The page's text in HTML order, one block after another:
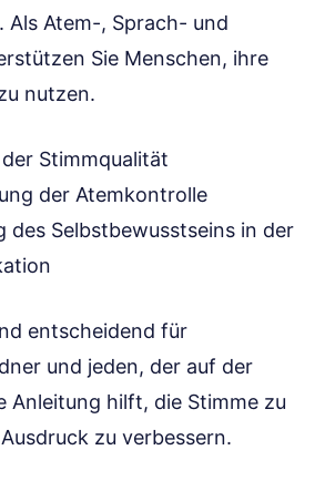
Atem-, Sprach- und
Sie Menschen, ihre
nutzen.
Stimmqualität
der Atemkontrolle
des Selbstbewusstseins in der
entscheidend für
und jeden, der auf der
Anleitung hilft, die Stimme zu
zu verbessern.